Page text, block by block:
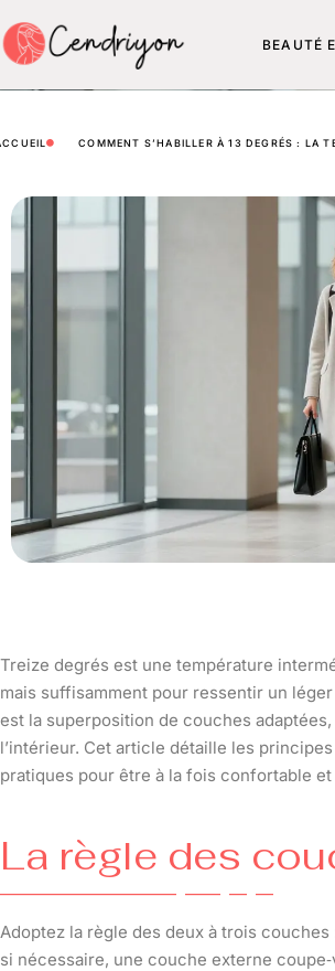
BEAUTÉ
COMMENT S’HABILLER À 13 DEGRÉS : LA
Treize degrés est une température
mais suffisamment pour ressentir un
est la superposition de couches
l’intérieur. Cet article détaille les
pratiques pour être à la fois confortable
La règle des
Adoptez la règle des deux à trois
si nécessaire, une couche externe